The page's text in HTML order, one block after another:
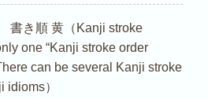
書き順 黄（Kanji stroke
one “Kanji stroke order
can be several Kanji stroke
idioms）